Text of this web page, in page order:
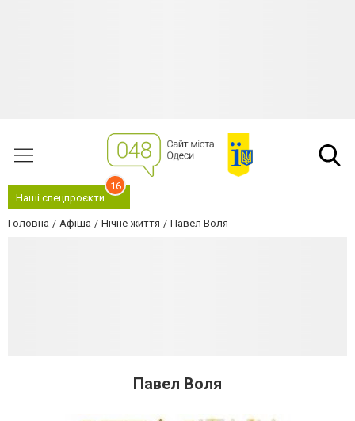
Наші спецпроєкти
16
Головна Афіша Нічне життя Павел Воля
Павел Воля